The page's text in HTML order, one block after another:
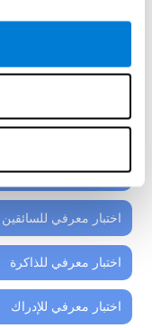
اختبار معرفي للتنسيق
الاختبار المعرفي العام
اختبار معرفي للسائقين
اختبار معرفي للذاكرة
اختبار معرفي للإدراك